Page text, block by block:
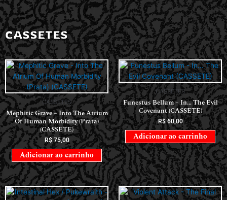
CASSETES
CASSETES
Mephitic Grave – Into The Atrium
Of Human Morbidity (Prata)
(CASSETE)
R$75,00
Adicionar ao carrinho
CASSETES
Funestus Bellum – In… The Evil
Covenant (CASSETE)
R$60,00
Adicionar ao carrinho